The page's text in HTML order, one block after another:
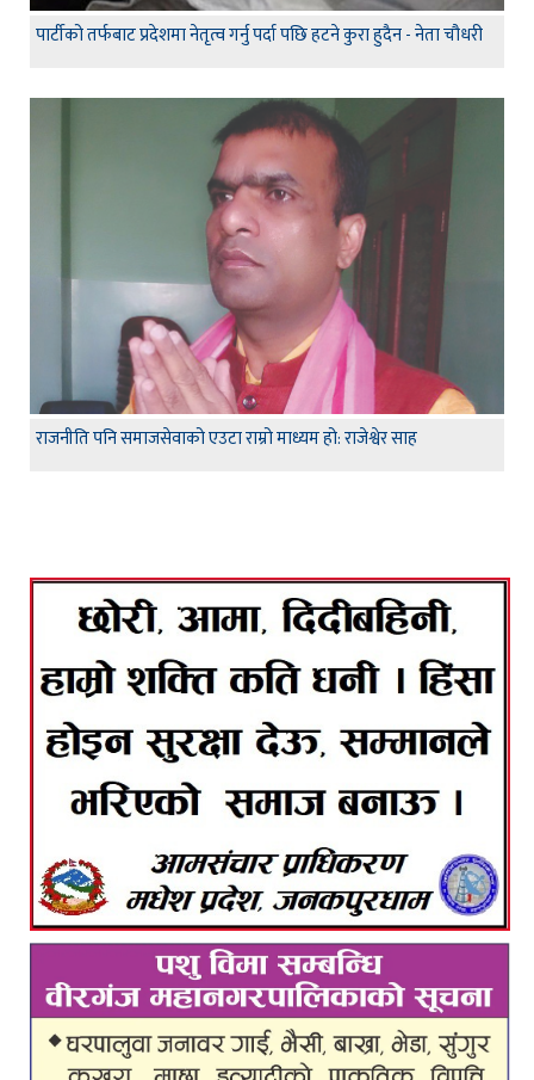
पार्टीको तर्फबाट प्रदेशमा नेतृत्व गर्नु पर्दा पछि हटने कुरा हुदैन - नेता चौधरी
राजनीति पनि समाजसेवाको एउटा राम्रो माध्यम हो: राजेश्वेर साह